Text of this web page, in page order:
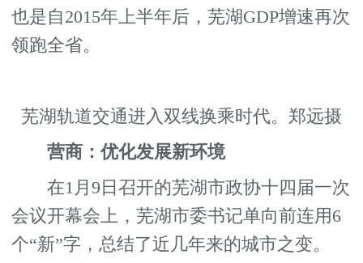
也是自2015年上半年后，芜湖GDP增速再次
领跑全省。
芜湖轨道交通进入双线换乘时代。郑远摄
营商：优化发展新环境
在1月9日召开的芜湖市政协十四届一次
会议开幕会上，芜湖市委书记单向前连用6
个“新”字，总结了近几年来的城市之变。